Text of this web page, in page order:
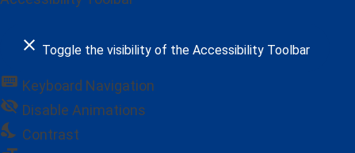
close Toggle the visibility of the Accessibility Toolbar
keyboard Keyboard Navigation
visibility_off Disable Animations
nights_stay Contrast